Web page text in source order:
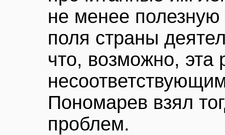
не менее полезную
поля страны
что, возможно, эта
Пономарев взял
проблем.